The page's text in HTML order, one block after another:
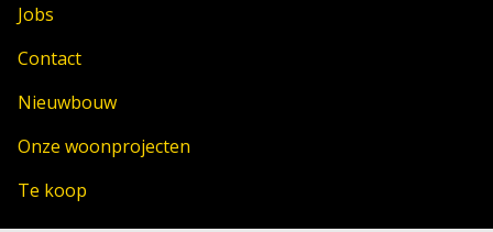
Jobs
Contact
Nieuwbouw
Onze woonprojecten
Te koop